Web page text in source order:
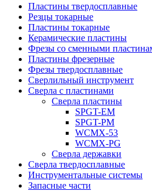
Пластины твердосплавные
Резцы токарные
Пластины токарные
Керамические пластины
Фрезы со сменными
Пластины фрезерные
Фрезы твердосплавные
Сверлильный инструмент
Сверла с пластинами
Сверла пластины
SPGT-EM
SPGT-PM
WCMX-53
WCMX-PG
Сверла державки
Сверла твердосплавные
Инструментальные системы
Запасные части